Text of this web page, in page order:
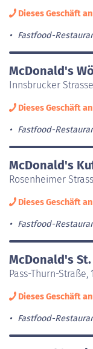
Dieses Geschäft
Fastfood-
McDonald's
Innsbrucker
Dieses Geschäft
Fastfood-
McDonald's
Rosenheimer
Dieses Geschäft
Fastfood-
McDonald's
Pass-Thurn-Straße,
Dieses Geschäft
Fastfood-